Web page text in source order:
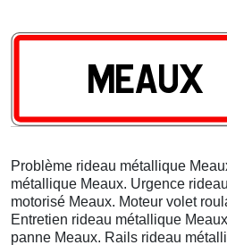
Problème rideau métallique
métallique Meaux. Urgence
motorisé Meaux. Moteur volet
Entretien rideau métallique
panne Meaux. Rails rideau